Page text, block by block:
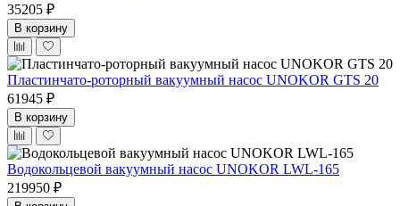
35205 ₽
В корзину
Пластинчато-роторный вакуумный насос UNOKOR GTS 20
61945 ₽
В корзину
Водокольцевой вакуумный насос UNOKOR LWL-165
219950 ₽